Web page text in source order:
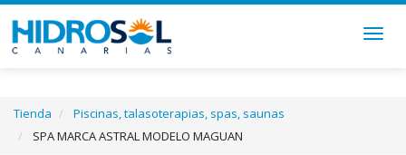
Tienda
Piscinas, talasoterapias, spas, saunas
SPA MARCA ASTRAL MODELO MAGUAN